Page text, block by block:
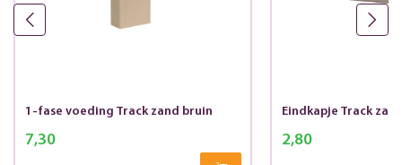
1-fase voeding Track zand bruin
7,30
Eindkapje Track
2,80